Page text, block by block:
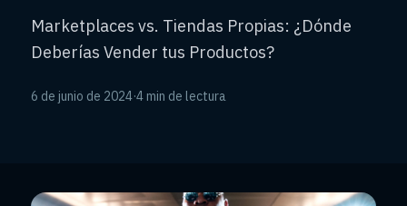
Marketplaces vs. Tiendas Propias: ¿Dónde
Deberías Vender tus Productos?
6 de junio de 2024·4 min de lectura